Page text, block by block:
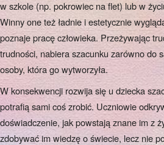
w szkole (np. pokrowiec na flet) lub w
Winny one też ładnie i estetycznie
poznaje pracę człowieka. Przeżywając
trudności, nabiera szacunku zarówno do
osoby, która go wytworzyła.
W konsekwencji rozwija się u dziecka
potrafią sami coś zrobić. Uczniowie
doświadczenie, jak powstają znane im z
zdobywać im wiedzę o świecie, lecz nie